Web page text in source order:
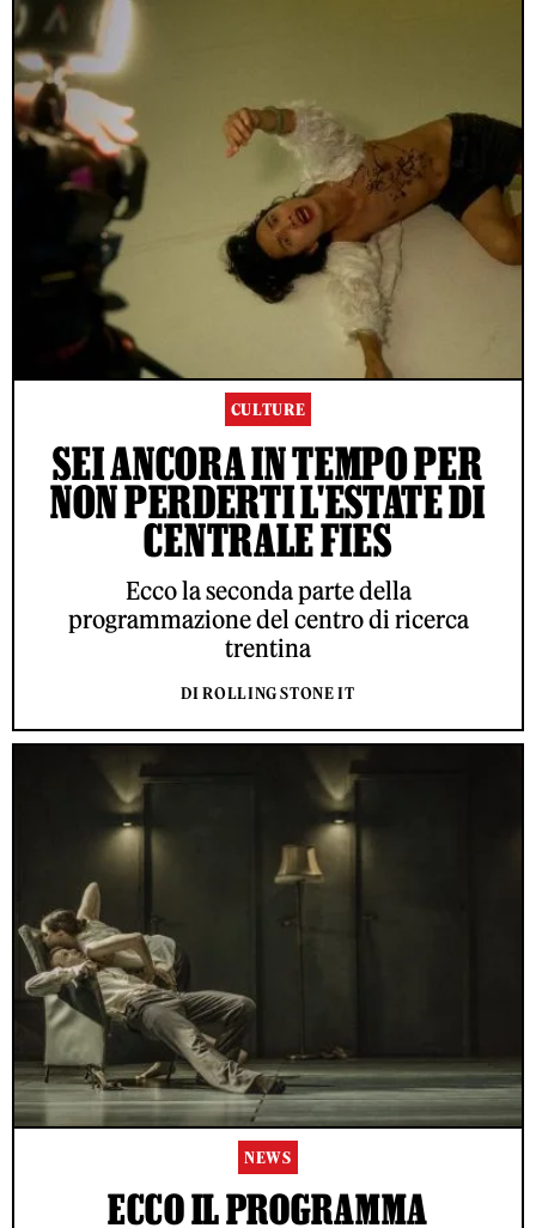
CULTURE
SEI ANCORA IN TEMPO PER
NON PERDERTI L'ESTATE DI
CENTRALE FIES
Ecco la seconda parte della
programmazione del centro di ricerca
trentina
DI ROLLING STONE IT
NEWS
ECCO IL PROGRAMMA